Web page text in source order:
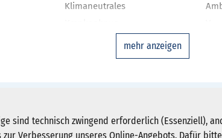
sind technisch zwingend erforderlich (Essenziell),
Verbesserung unseres Online-Angebots. Dafür
Klimaneutrales
Investitionsbarometer NRW
Landtagswahl 2022
mehr anzeigen
Newsletter
Westfalen e. V.